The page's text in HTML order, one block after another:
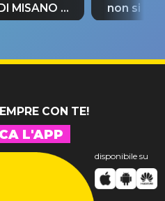
MISANO si
riconferma
non si
fino alla
CON TE!
L'APP
disponibile su